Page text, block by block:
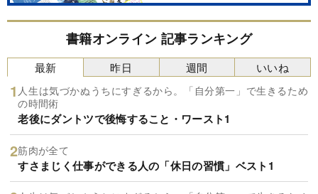
書籍オンライン 記事ランキング
最新
人生は気づかぬうちにすぎるから。「自分第一」で生きるため
の時間術
老後にダントツで後悔すること・ワースト1
筋肉が全て
すさまじく仕事ができる人の「休日の習慣」ベスト1
昨日 週間 いいね